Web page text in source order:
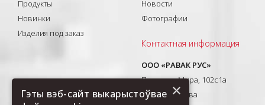
Продукты
Новинки
Изделия под заказ
Новости
Фотографии
Контактная информация
ООО «РАВАК РУС»
Проспект Мира, 102с1а
129626, Москва
×
Гэты вэб-сайт выкарыстоўвае